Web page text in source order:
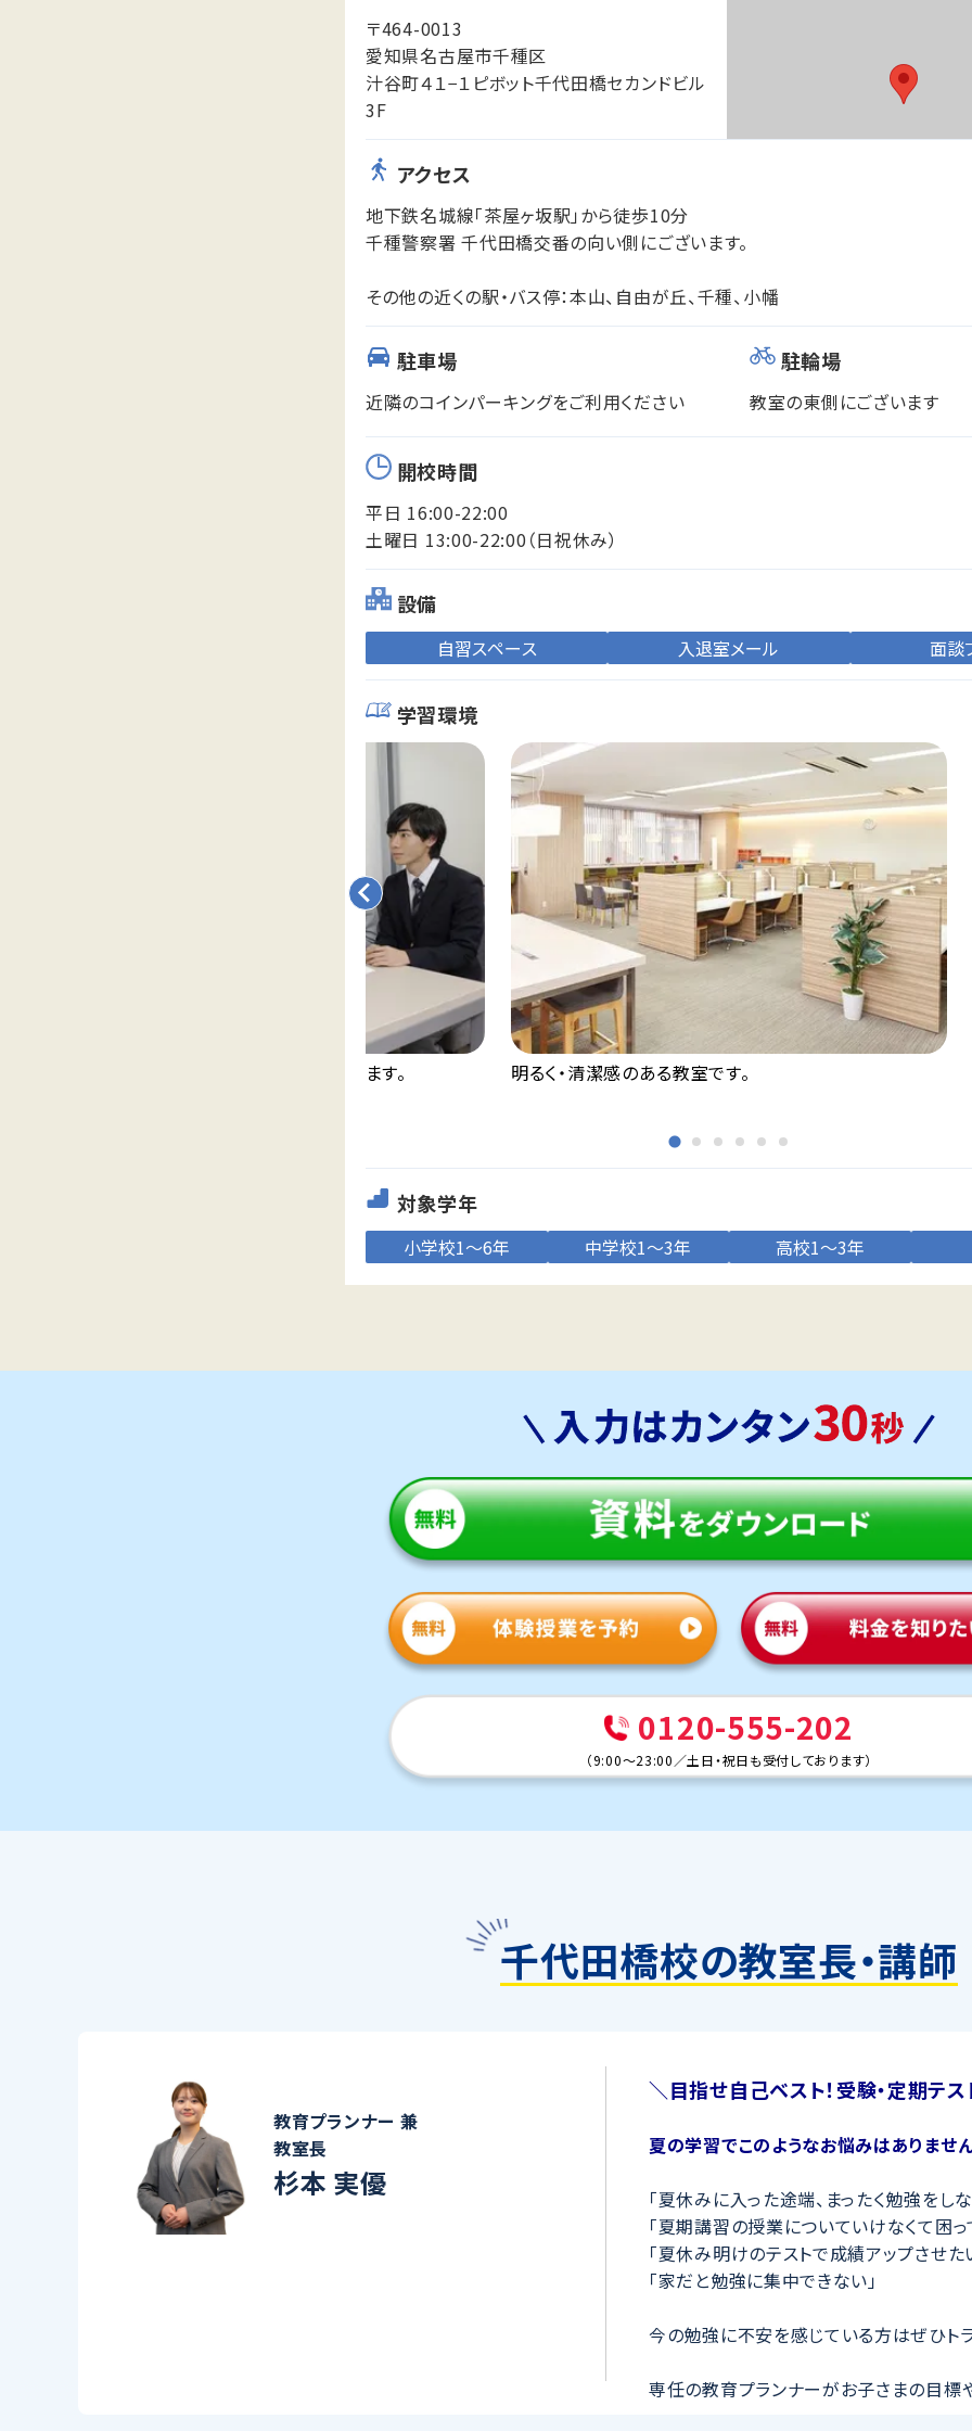
〒464-0013
愛知県名古屋市千種区
汁谷町４１−１ピボット千代田橋セカンドビル
3F
アクセス
地下鉄名城線「茶屋ヶ坂駅」から徒歩10分
千種警察署 千代田橋交番の向い側にございます。
その他の近くの駅・バス停：本山、自由が丘、千種、小幡
駐車場
近隣のコインパーキングをご利用ください
駐輪場
教室の東側にございます
開校時間
平日 16:00-22:00
土曜日 13:00-22:00（日祝休み）
設備
自習スペース 入退室メール 面談
学習環境
落ち着いた雰囲気の中で学習相談ができます。 明るく・清潔感のある教室です。
対象学年
小学校1～6年 中学校1～3年 高校1～3年
0120-555-202
（9:00～23:00 ／土日・祝日も受付しております）
千代田橋校の教室長・講師
教育プランナー 兼
教室長
杉本 実優
＼目指せ自己ベスト！受験・定期テス
夏の学習でこのようなお悩みはありませ
「夏休みに入った途端、まったく勉強をし
「夏期講習の授業についていけなくて困っ
「夏休み明けのテストで成績アップさせ
「家だと勉強に集中できない」
今の勉強に不安を感じている方はぜひト
専任の教育プランナーがお子さまの目